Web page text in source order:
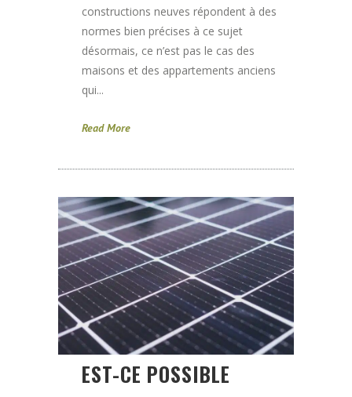
constructions neuves répondent à des
normes bien précises à ce sujet
désormais, ce n’est pas le cas des
maisons et des appartements anciens
qui...
Read More
EST-CE POSSIBLE